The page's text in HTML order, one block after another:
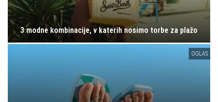
3 modne kombinacije, v katerih nosimo torbe za plažo
OGLAS